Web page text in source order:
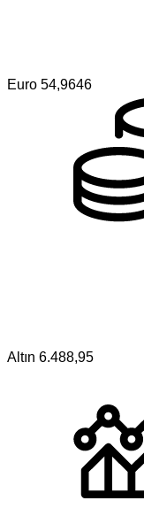
Euro 54,9646
Altın 6.488,95